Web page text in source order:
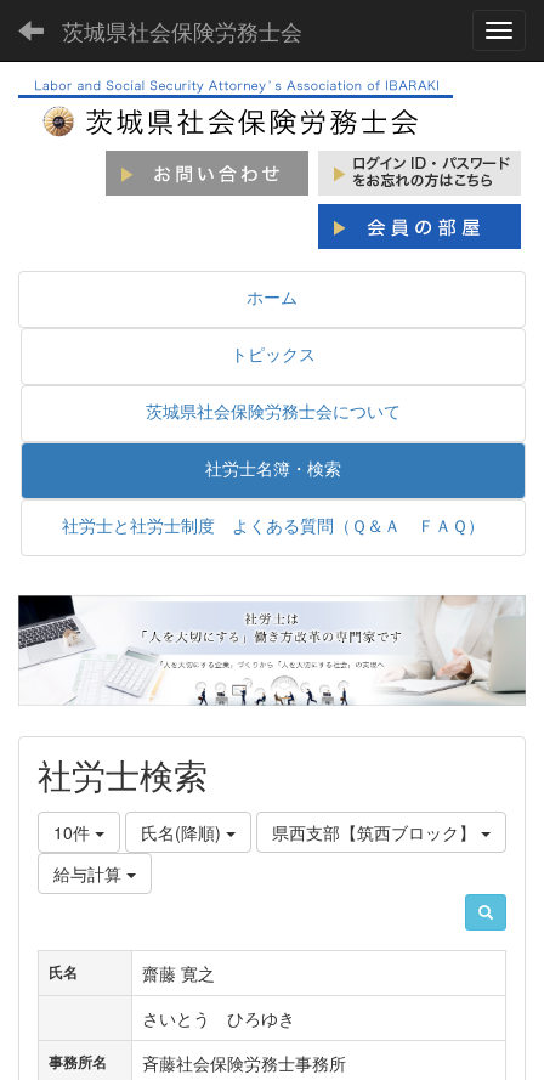
茨城県社会保険労務士会
ホーム
トピックス
茨城県社会保険労務士会について
社労士名簿・検索
社労士と社労士制度 よくある質問（Ｑ＆Ａ ＦＡＱ）
社労士検索
10件 氏名(降順)
県西支部【筑西ブロック】
給与計算
氏名
齋藤 寛之
さいとう ひろゆき
事務所名 斉藤社会保険労務士事務所